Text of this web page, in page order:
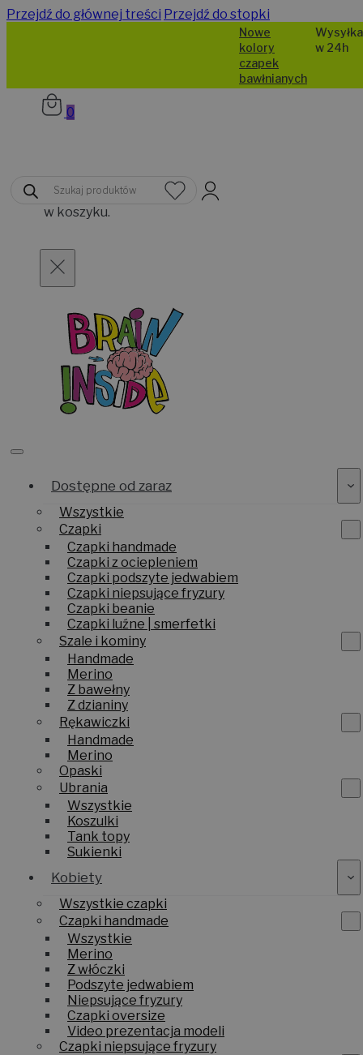
Przejdź do głównej treści Przejdź do stopki
Nowe
kolory
czapek
bawłnianych
Wysyłka
w 24h
Wyszukiwarka
produktów
0
produktów
w koszyku.
Dostępne od zaraz
Wszystkie
Czapki
Czapki handmade
Czapki z ociepleniem
Czapki podszyte jedwabiem
Czapki niepsujące fryzury
Czapki beanie
Czapki luźne | smerfetki
Szale i kominy
Handmade
Merino
Z bawełny
Z dzianiny
Rękawiczki
Handmade
Merino
Opaski
Ubrania
Wszystkie
Koszulki
Tank topy
Sukienki
Kobiety
Wszystkie czapki
Czapki handmade
Wszystkie
Merino
Z włóczki
Podszyte jedwabiem
Niepsujące fryzury
Czapki oversize
Video prezentacja modeli
Czapki niepsujące fryzury